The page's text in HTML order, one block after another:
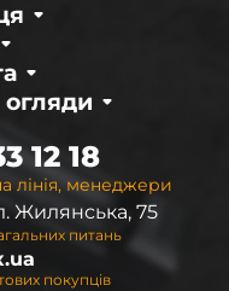
огляди
лінія, менеджери
12 18
Жилянська, 75
питань
покупців